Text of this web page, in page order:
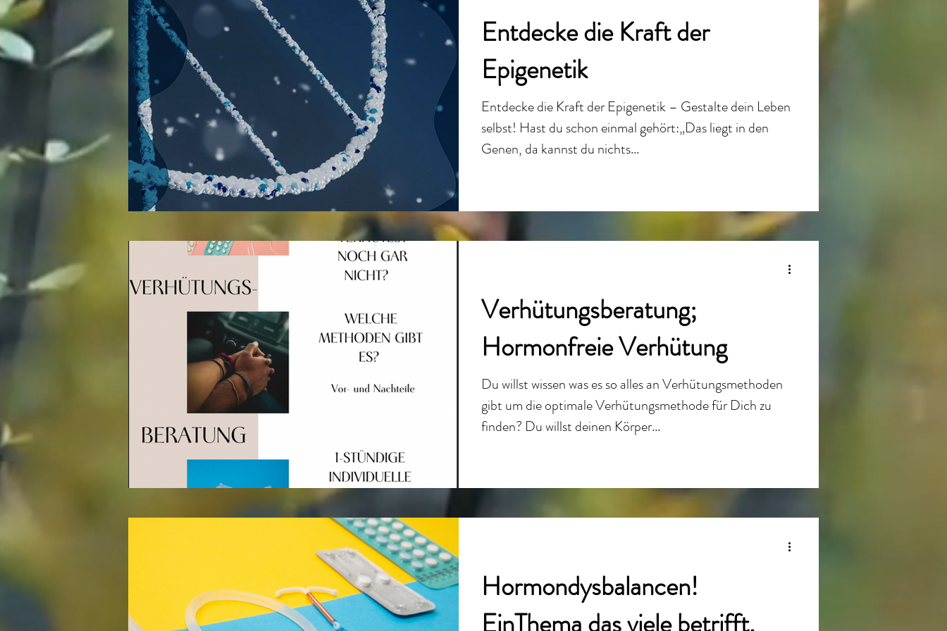
Energiev
Entdecke die Kraft der
Epigenetik
Entdecke die Kraft der Epigenetik – Gestalte dein Leben
selbst! Hast du schon einmal gehört:„Das liegt in den
Genen, da kannst du nichts...
Verhütungsberatung;
Hormonfreie Verhütung
Du willst wissen was es so alles an Verhütungsmethoden
gibt um die optimale Verhütungsmethode für Dich zu
finden? Du willst deinen Körper...
Hormondysbalancen!